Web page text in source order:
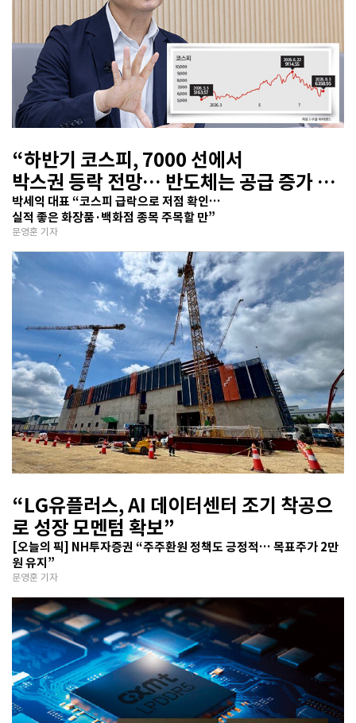
“하반기 코스피, 7000 선에서
박스권 등락 전망… 반도체는 공급 증가 선
반영 주시해야”
박세익 대표 “코스피 급락으로 저점 확인…
실적 좋은 화장품·백화점 종목 주목할 만”
문영훈 기자
“LG유플러스, AI 데이터센터 조기 착공으
로 성장 모멘텀 확보”
[오늘의 픽] NH투자증권 “주주환원 정책도 긍정적… 목표주가 2만
원 유지”
문영훈 기자